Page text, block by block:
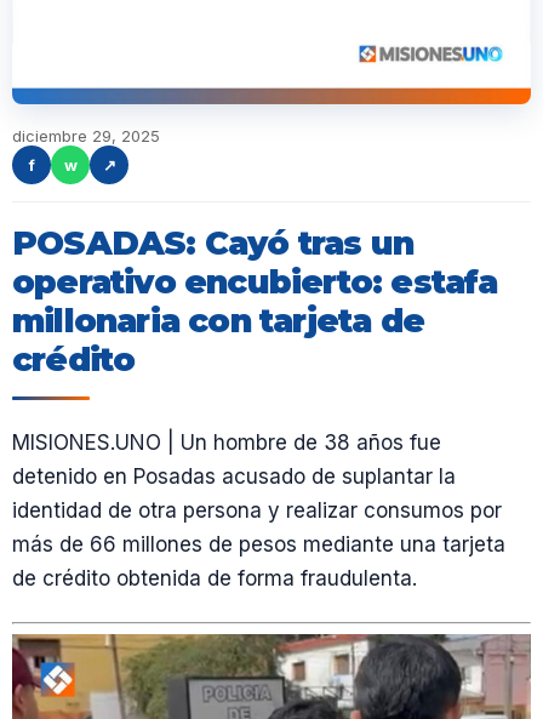
diciembre 29, 2025
f
w ↗
POSADAS: Cayó tras un
operativo encubierto: estafa
millonaria con tarjeta de
crédito
MISIONES.UNO | Un hombre de 38 años fue
detenido en Posadas acusado de suplantar la
identidad de otra persona y realizar consumos por
más de 66 millones de pesos mediante una tarjeta
de crédito obtenida de forma fraudulenta.